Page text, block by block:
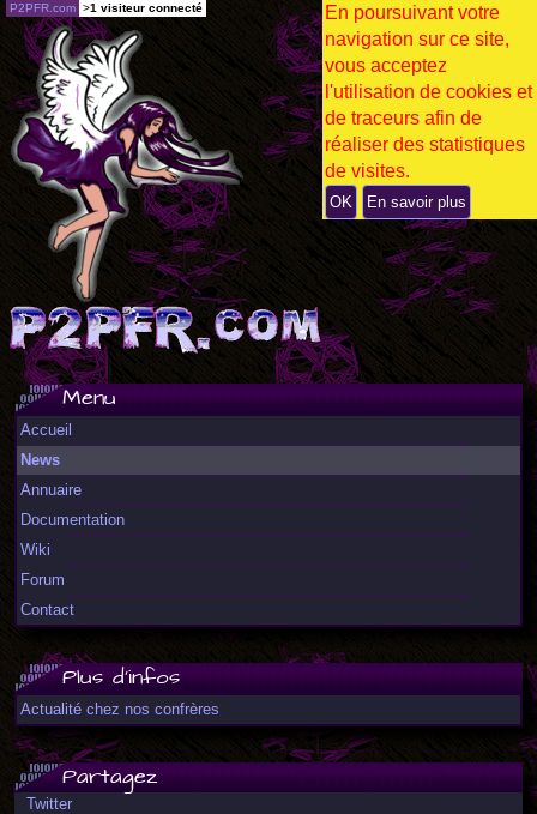
Menu
Accueil
News
Annuaire
Documentation
Wiki
Forum
Contact
Plus d'infos
Actualité chez nos confrères
Partagez
Twitter
P2PFR.com >1 visiteur connecté
En poursuivant votre
navigation sur ce site,
vous acceptez
l'utilisation de cookies et
de traceurs afin de
réaliser des statistiques
de visites.
OK En savoir plus